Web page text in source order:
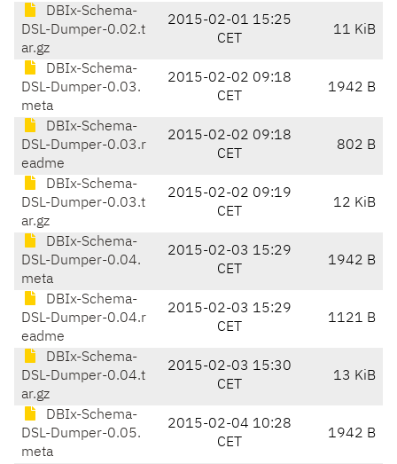
DBIx-Schema-
DSL-Dumper-0.02.t
ar.gz
2015-02-01 15:25
CET
11 KiB
DBIx-Schema-
DSL-Dumper-0.03.
meta
2015-02-02 09:18
CET
1942 B
DBIx-Schema-
DSL-Dumper-0.03.r
eadme
2015-02-02 09:18
CET
802 B
DBIx-Schema-
DSL-Dumper-0.03.t
ar.gz
2015-02-02 09:19
CET
12 KiB
DBIx-Schema-
DSL-Dumper-0.04.
meta
2015-02-03 15:29
CET
1942 B
DBIx-Schema-
DSL-Dumper-0.04.r
eadme
2015-02-03 15:29
CET
1121 B
DBIx-Schema-
DSL-Dumper-0.04.t
ar.gz
2015-02-03 15:30
CET
13 KiB
DBIx-Schema-
DSL-Dumper-0.05.
meta
2015-02-04 10:28
CET
1942 B